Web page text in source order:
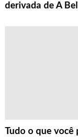
derivada de A
Tudo o que